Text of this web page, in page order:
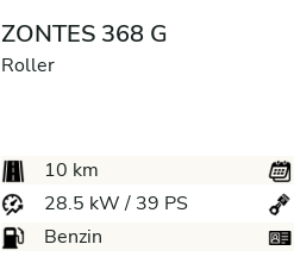
ZONTES 368 G
Roller
10 km
28.5 kW / 39 PS
Benzin